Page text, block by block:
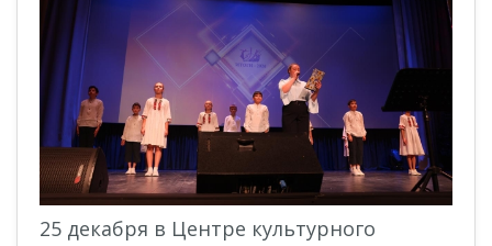
25 декабря в Центре культурного